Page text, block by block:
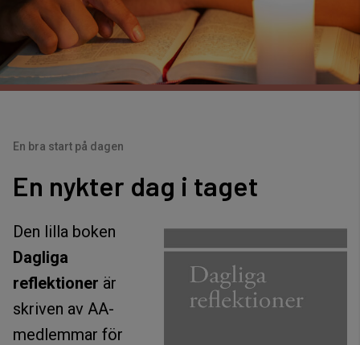
En bra start på dagen
En nykter dag i taget
Den lilla boken
Dagliga
reflektioner är
skriven av AA-
medlemmar för